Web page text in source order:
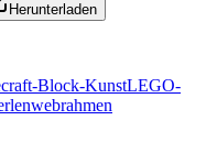
Herunterladen
Block-KunstLEGO-